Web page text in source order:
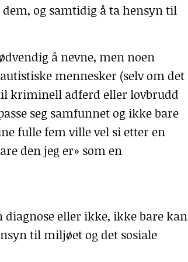
og samtidig å ta hensyn til
å nevne, men noen
mennesker (selv om det
kriminell adferd eller lovbrudd
seg samfunnet og ikke bare
fulle fem ville vel si etter en
den jeg er» som en
eller ikke, ikke bare kan
til miljøet og det sosiale